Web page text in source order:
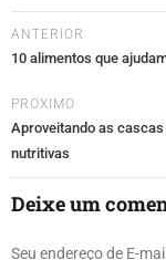
ANTERIOR
10 alimentos que
PROXIMO
Aproveitando as
nutritivas
Deixe um
Seu endereço de E-